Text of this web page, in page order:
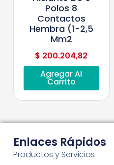
Polos 8
Contactos
Hembra (1-2,5
Mm2
$ 200.204,82
Agregar Al
Carrito
Enlaces Rápidos
Productos y Servicios